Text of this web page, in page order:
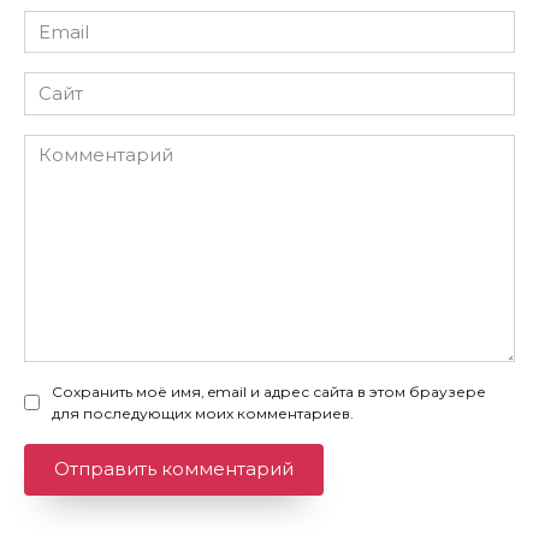
Email
*
Сайт
Комментарий
Сохранить моё имя, email и адрес сайта в этом браузере
для последующих моих комментариев.